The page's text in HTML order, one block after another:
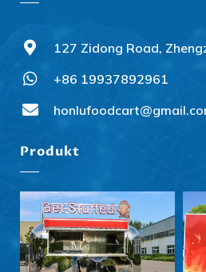
127 Zidong Road,
+86 19937892961
Produkt